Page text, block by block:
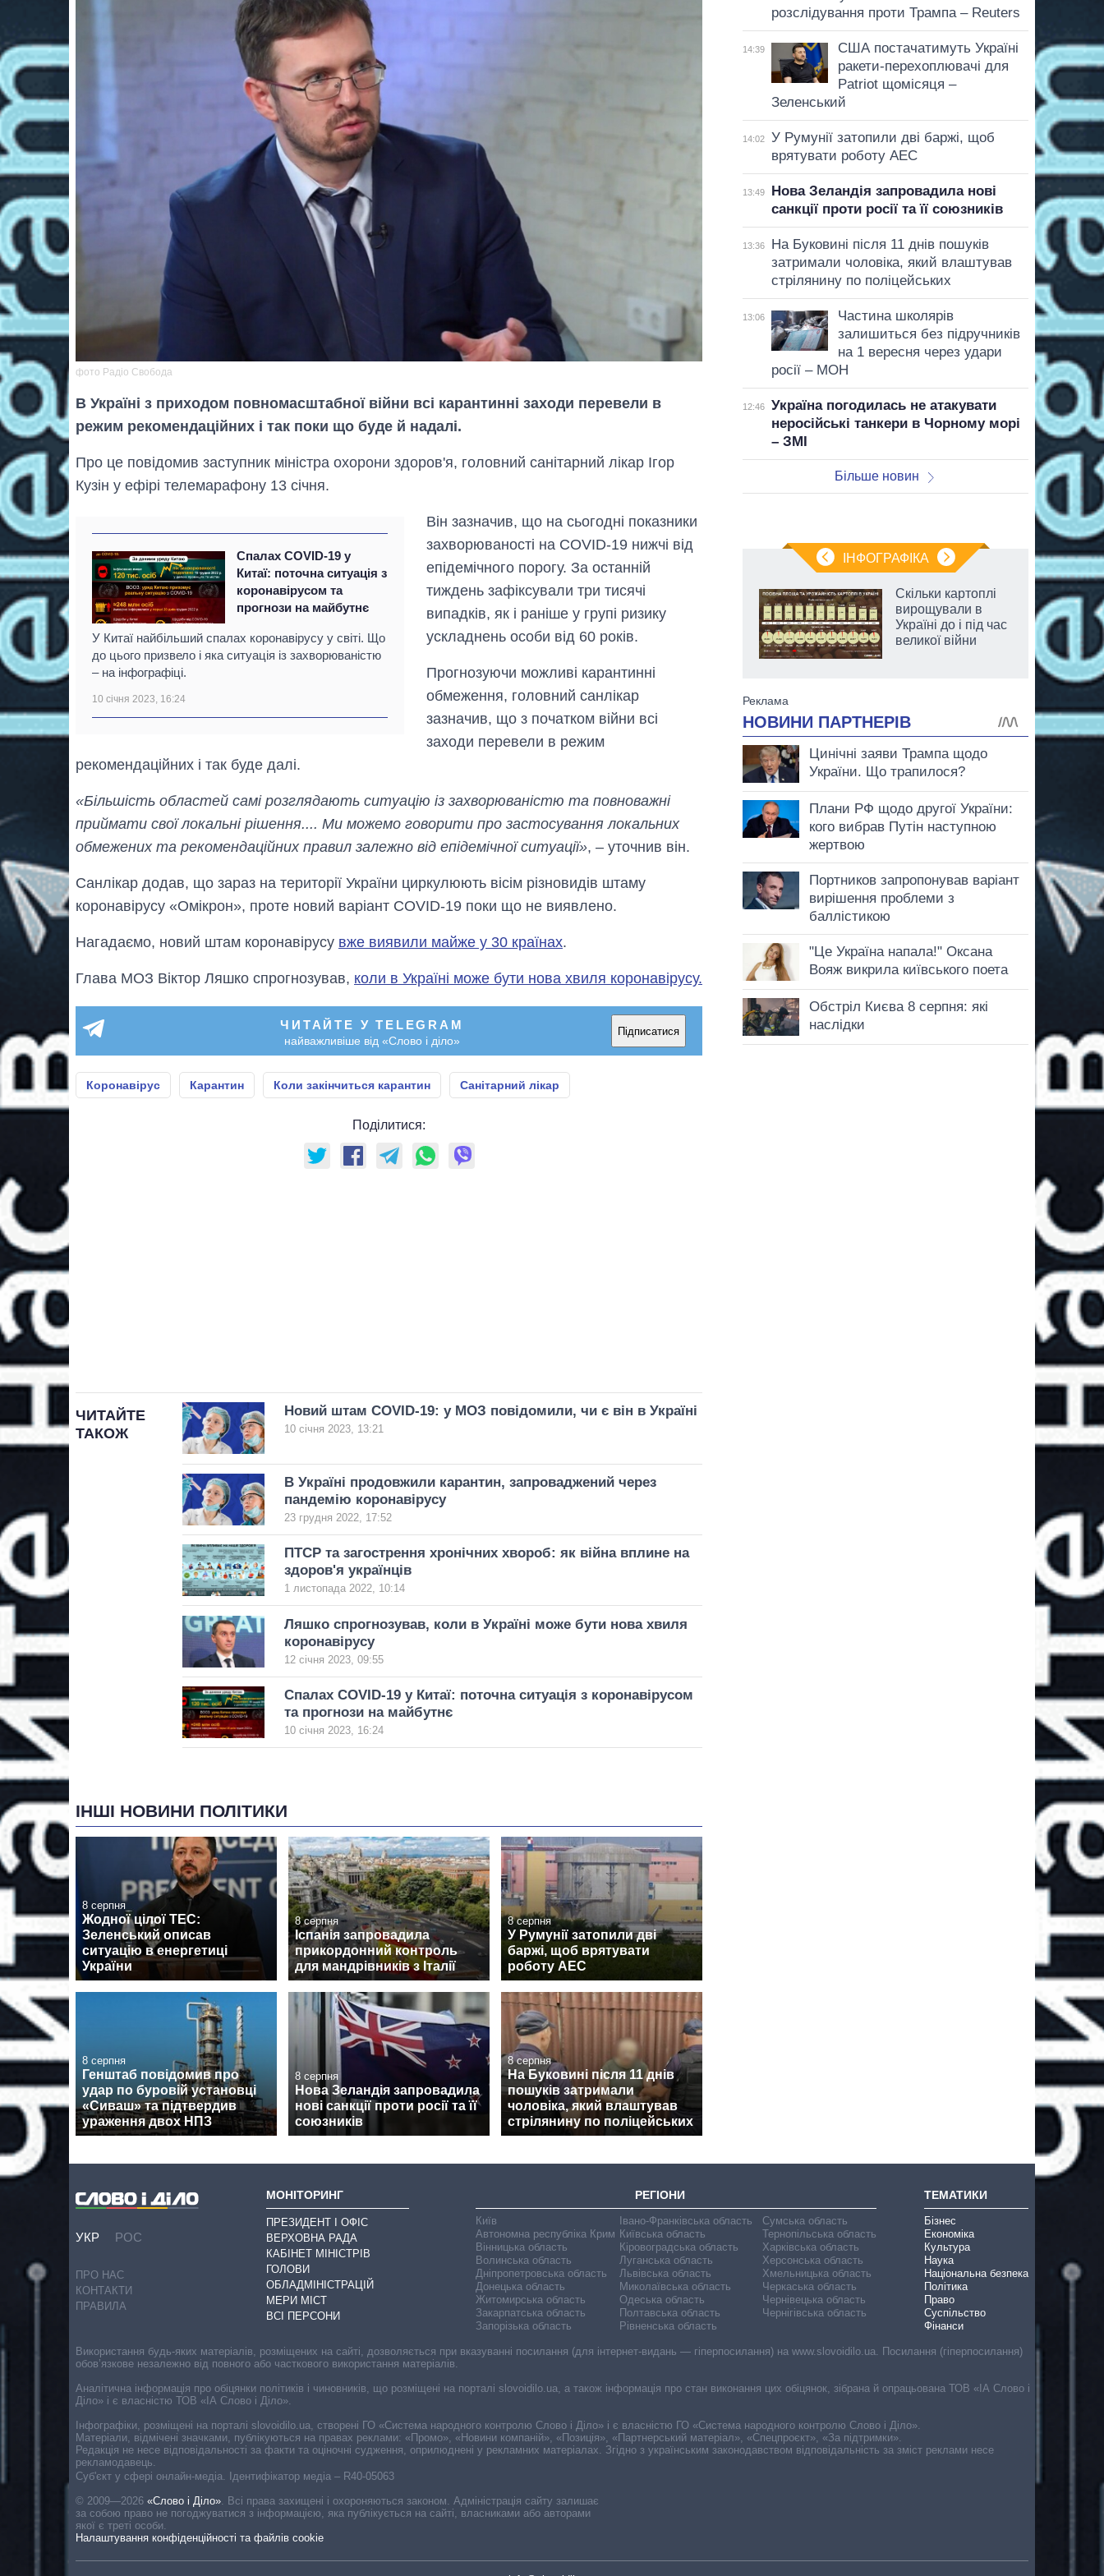
фото Радіо Свобода
В Україні з приходом повномасштабної війни всі карантинні заходи перевели в
режим рекомендаційних і так поки що буде й надалі.
Про це повідомив заступник міністра охорони здоров'я, головний санітарний лікар Ігор
Кузін у ефірі телемарафону 13 січня.
Спалах COVID-19 у
Китаї: поточна ситуація з
коронавірусом та
прогнози на майбутнє
У Китаї найбільший спалах коронавірусу у світі. Що
до цього призвело і яка ситуація із захворюваністю
– на інфографіці.
10 січня 2023, 16:24
Він зазначив, що на сьогодні показники
захворюваності на COVID-19 нижчі від
епідемічного порогу. За останній
тиждень зафіксували три тисячі
випадків, як і раніше у групі ризику
ускладнень особи від 60 років.
Прогнозуючи можливі карантинні
обмеження, головний санлікар
зазначив, що з початком війни всі
заходи перевели в режим
рекомендаційних і так буде далі.
«Більшість областей самі розглядають ситуацію із захворюваністю та повноважні
приймати свої локальні рішення.... Ми можемо говорити про застосування локальних
обмежених та рекомендаційних правил залежно від епідемічної ситуації», – уточнив він.
Санлікар додав, що зараз на території України циркулюють вісім різновидів штаму
коронавірусу «Омікрон», проте новий варіант COVID-19 поки що не виявлено.
Нагадаємо, новий штам коронавірусу вже виявили майже у 30 країнах.
Глава МОЗ Віктор Ляшко спрогнозував, коли в Україні може бути нова хвиля коронавірусу.
ЧИТАЙТЕ У TELEGRAM
найважливіше від «Слово і діло»
Підписатися
Коронавірус Карантин Коли закінчиться карантин Санітарний лікар
Поділитися:
ЧИТАЙТЕ
ТАКОЖ
Новий штам COVID-19: у МОЗ повідомили, чи є він в Україні
10 січня 2023, 13:21
В Україні продовжили карантин, запроваджений через
пандемію коронавірусу
23 грудня 2022, 17:52
ПТСР та загострення хронічних хвороб: як війна вплине на
здоров'я українців
1 листопада 2022, 10:14
Ляшко спрогнозував, коли в Україні може бути нова хвиля
коронавірусу
12 січня 2023, 09:55
Спалах COVID-19 у Китаї: поточна ситуація з коронавірусом
та прогнози на майбутнє
10 січня 2023, 16:24
ІНШІ НОВИНИ ПОЛІТИКИ
8 серпня
Жодної цілої ТЕС:
Зеленський описав
ситуацію в енергетиці
України
8 серпня
Іспанія запровадила
прикордонний контроль
для мандрівників з Італії
8 серпня
У Румунії затопили дві
баржі, щоб врятувати
роботу АЕС
8 серпня
Генштаб повідомив про
удар по буровій установці
«Сиваш» та підтвердив
ураження двох НПЗ
8 серпня
Нова Зеландія запровадила
нові санкції проти росії та її
союзників
8 серпня
На Буковині після 11 днів
пошуків затримали
чоловіка, який влаштував
стрілянину по поліцейських
розслідування проти Трампа – Reuters
14:39
США постачатимуть Україні
ракети-перехоплювачі для
Patriot щомісяця –
Зеленський
14:02
У Румунії затопили дві баржі, щоб
врятувати роботу АЕС
13:49
Нова Зеландія запровадила нові
санкції проти росії та її союзників
13:36
На Буковині після 11 днів пошуків
затримали чоловіка, який влаштував
стрілянину по поліцейських
13:06
Частина школярів
залишиться без підручників
на 1 вересня через удари
росії – МОН
12:46
Україна погодилась не атакувати
неросійські танкери в Чорному морі
– ЗМІ
Більше новин
ІНФОГРАФІКА
Як змінився
бюджет
Міністерства
оборони за 13
росією
Скільки картоплі
вирощували в
Україні до і під час
великої війни
УКР РОС
ПРО НАС
КОНТАКТИ
ПРАВИЛА
МОНІТОРИНГ
ПРЕЗИДЕНТ І ОФІС
ВЕРХОВНА РАДА
КАБІНЕТ МІНІСТРІВ
ГОЛОВИ
ОБЛАДМІНІСТРАЦІЙ
МЕРИ МІСТ
ВСІ ПЕРСОНИ
РЕГІОНИ
Київ
Автономна республіка Крим
Вінницька область
Волинська область
Дніпропетровська область
Донецька область
Житомирська область
Закарпатська область
Запорізька область
Івано-Франківська область
Київська область
Кіровоградська область
Луганська область
Львівська область
Миколаївська область
Одеська область
Полтавська область
Рівненська область
Сумська область
Тернопільська область
Харківська область
Херсонська область
Хмельницька область
Черкаська область
Чернівецька область
Чернігівська область
ТЕМАТИКИ
Бізнес
Економіка
Культура
Наука
Національна безпека
Політика
Право
Суспільство
Фінанси
Cуб'єкт у сфері онлайн-медіа. Ідентифікатор медіа – R40-05063
© 2009—2026 «Слово і Діло». Всі права захищені і охороняються законом. Адміністрація сайту залишає
за собою право не погоджуватися з інформацією, яка публікується на сайті, власниками або авторами
якої є треті особи.
Налаштування конфіденційності та файлів cookie
Використання будь-яких матеріалів, розміщених на сайті, дозволяється при вказуванні посилання (для інтернет-видань — гіперпосилання) на www.slovoidilo.ua. Посилання (гіперпосилання)
обов’язкове незалежно від повного або часткового використання матеріалів.
Аналітична інформація про обіцянки політиків і чиновників, що розміщені на порталі slovoidilo.ua, а також інформація про стан виконання цих обіцянок, зібрана й опрацьована ТОВ «ІА Слово і
Діло» і є власністю ТОВ «ІА Слово і Діло».
Інфографіки, розміщені на порталі slovoidilo.ua, створені ГО «Система народного контролю Слово і Діло» і є власністю ГО «Система народного контролю Слово і Діло».
Матеріали, відмічені значками, публікуються на правах реклами: «Промо», «Новини компаній», «Позиція», «Партнерський матеріал», «Спецпроєкт», «За підтримки».
Редакція не несе відповідальності за факти та оціночні судження, оприлюднені у рекламних матеріалах. Згідно з українським законодавством відповідальність за зміст реклами несе
рекламодавець.